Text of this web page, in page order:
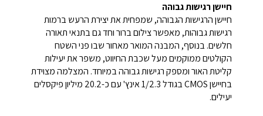
חיישן רגישות גבוהה
חיישן הרגישות הגבוהה, שמפחית את יצירת הרעש ברמות
רגישות גבוהות, מאפשר צילום ברור וחד גם בתנאי תאורה
חלשים. בנוסף, המבנה המואר מאחור שבו פני השטח
הקולטים ממוקמים מעל שכבת החיווט, משפר את יעילות
קליטת האור ומספק רגישות גבוהה במיוחד. המצלמה מצוידת
בחיישן CMOS בגודל 1/2.3 אינץ' עם כ-20.2 מיליון פיקסלים
יעילים.